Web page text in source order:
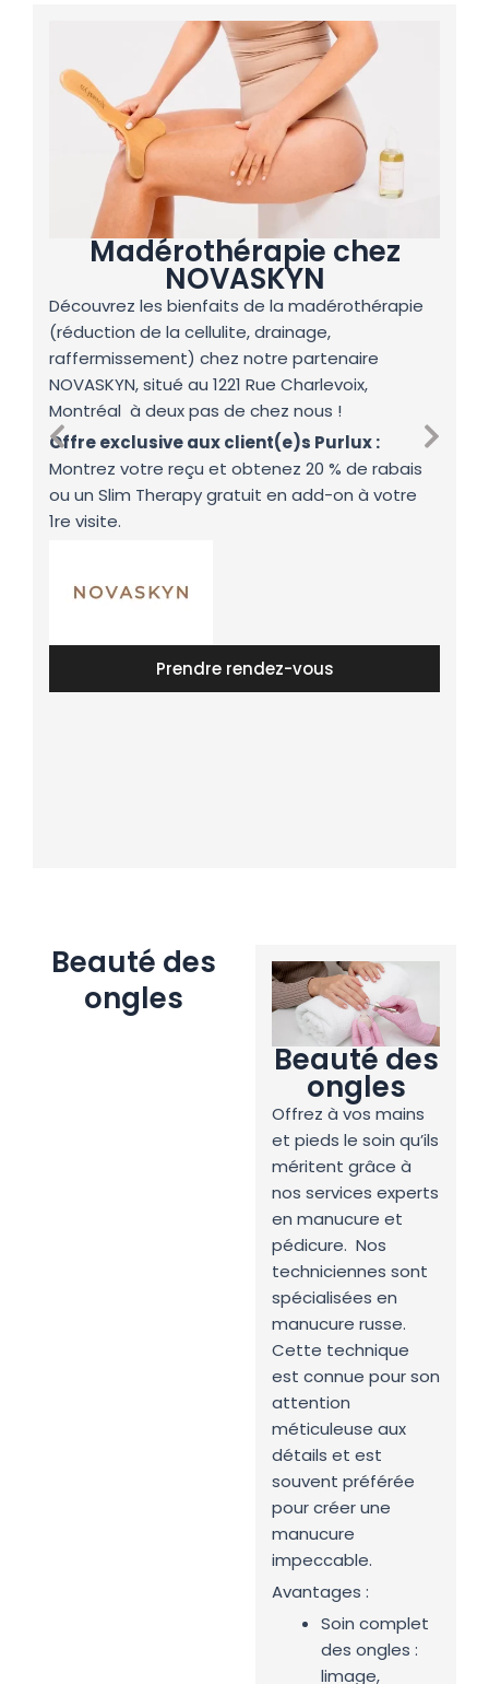
Madérothérapie chez
NOVASKYN
Découvrez les bienfaits de la madérothérapie
(réduction de la cellulite, drainage,
raffermissement) chez notre partenaire
NOVASKYN, situé au 1221 Rue Charlevoix,
Montréal à deux pas de chez nous !
Offre exclusive aux client(e)s Purlux :
Montrez votre reçu et obtenez 20 % de rabais
ou un Slim Therapy gratuit en add-on à votre
1re visite.
Prendre rendez-vous
Beauté des
ongles
Beauté des
ongles
Offrez à vos mains
et pieds le soin qu’ils
méritent grâce à
nos services experts
en manucure et
pédicure. Nos
techniciennes sont
spécialisées en
manucure russe.
Cette technique
est connue pour son
attention
méticuleuse aux
détails et est
souvent préférée
pour créer une
manucure
impeccable.
Avantages :
Soin complet
des ongles :
limage,